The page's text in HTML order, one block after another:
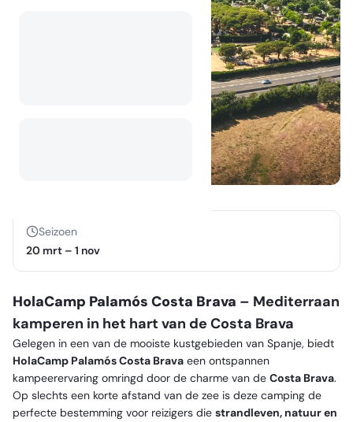
Seizoen
20 mrt – 1 nov
HolaCamp Palamós Costa Brava – Mediterraan
kamperen in het hart van de Costa Brava
Gelegen in een van de mooiste kustgebieden van Spanje, biedt
HolaCamp Palamós Costa Brava een ontspannen
kampeerervaring omringd door de charme van de Costa Brava.
Op slechts een korte afstand van de zee is deze camping de
perfecte bestemming voor reizigers die strandleven, natuur en